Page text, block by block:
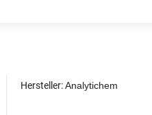
Hersteller:Analytichem